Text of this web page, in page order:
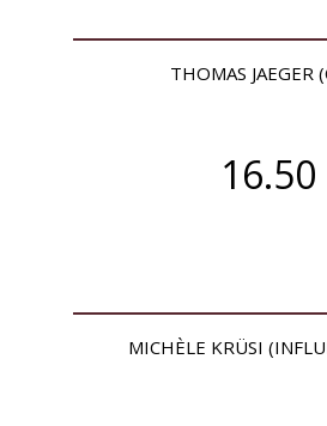
THOMAS JAEGER
16.50
MICHÈLE KRÜSI